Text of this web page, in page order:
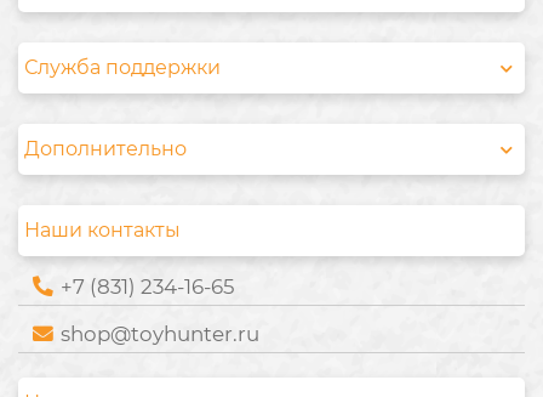
Служба поддержки
Дополнительно
Наши контакты
+7 (831) 234-16-65
shop@toyhunter.ru